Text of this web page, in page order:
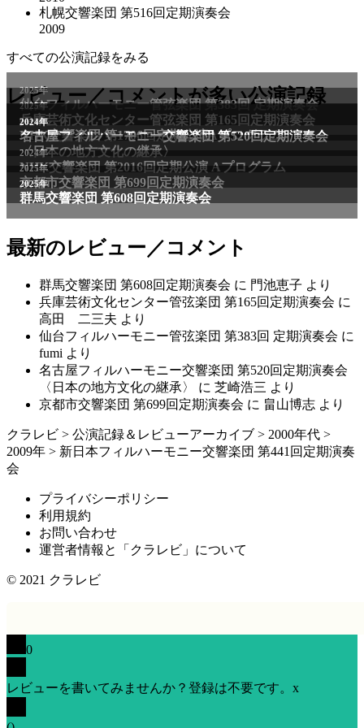
札幌交響楽団 第516回定期演奏会
2009
すべての公演記録をみる
レビュー／コメントが多い公演記録
2025年
仙台フィルハーモニー管弦楽団 第383回 定期演奏会
2025年
兵庫芸術文化センター管弦楽団 第165回定期演奏会
2011年
NHK交響楽団 第1706回定期公演Aプログラム
2024年
名古屋フィルハーモニー交響楽団 第520回定期演奏会
〈日本の地方文化の継承〉
2024年
NHK交響楽団 第2016回定期公演 Aプログラム
2025年
京都市交響楽団 第699回定期演奏会
2025年
群馬交響楽団 第608回定期演奏会
最新のレビュー／コメント
群馬交響楽団 第608回定期演奏会 に 門池恵子 より
兵庫芸術文化センター管弦楽団 第165回定期演奏会 に
高田 二三夫 より
仙台フィルハーモニー管弦楽団 第383回 定期演奏会 に
fumi より
名古屋フィルハーモニー交響楽団 第520回定期演奏会
〈日本の地方文化の継承〉
に 芝崎浩三 より
京都市交響楽団 第699回定期演奏会 に 畠山博志 より
クラレビ > 公演記録＆レビューアーカイブ > 2000年代 >
2009年 > 新日本フィルハーモニー交響楽団 第441回定期演奏
会
プライバシーポリシー
利用規約
お問い合わせ
運営者情報と「クラレビ」について
© 2021 クラレビ
0
レビューを書いてみませんか？登録は不要です。 x